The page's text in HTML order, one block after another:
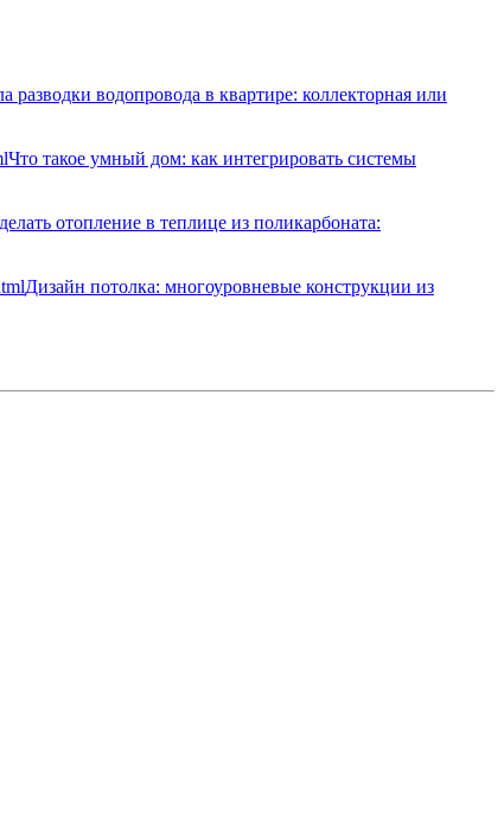
разводки водопровода в квартире: коллекторная или
Что такое умный дом: как интегрировать системы
отопление в теплице из поликарбоната:
Дизайн потолка: многоуровневые конструкции из